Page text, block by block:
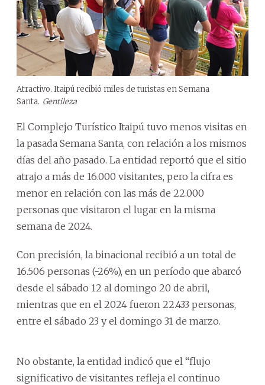
Atractivo. Itaipú recibió miles de turistas en Semana
Santa. Gentileza
El Complejo Turístico Itaipú tuvo menos visitas en
la pasada Semana Santa, con relación a los mismos
días del año pasado. La entidad reportó que el sitio
atrajo a más de 16.000 visitantes, pero la cifra es
menor en relación con las más de 22.000
personas que visitaron el lugar en la misma
semana de 2024.
Con precisión, la binacional recibió a un total de
16.506 personas (-26%), en un período que abarcó
desde el sábado 12 al domingo 20 de abril,
mientras que en el 2024 fueron 22.433 personas,
entre el sábado 23 y el domingo 31 de marzo.
No obstante, la entidad indicó que el “flujo
significativo de visitantes refleja el continuo